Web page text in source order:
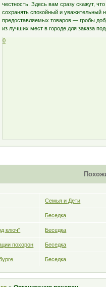
честность. Здесь вам сразу скажут,
сохранять спокойный и
предоставляемых товаров — гробы
из лучших мест в городе для заказа
0
Семья и Дети
Беседка
ключ" Беседка
похорон Беседка
Беседка